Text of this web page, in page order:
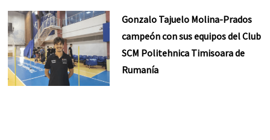
Gonzalo Tajuelo Molina-Prados
campeón con sus equipos del Club
SCM Politehnica Timisoara de
Rumanía